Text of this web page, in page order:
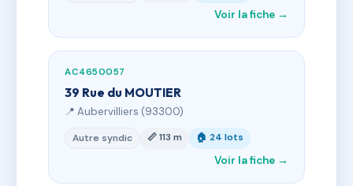
Voir la fiche →
AC4650057
39 Rue du MOUTIER
📍 Aubervilliers (93300)
Autre syndic 📏 113 m 🏠 24 lots
Voir la fiche →